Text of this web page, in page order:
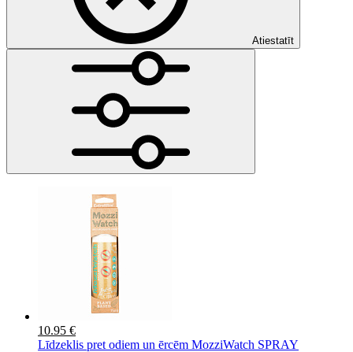
Atiestatīt
10.95 €
Līdzeklis pret odiem un ērcēm MozziWatch SPRAY